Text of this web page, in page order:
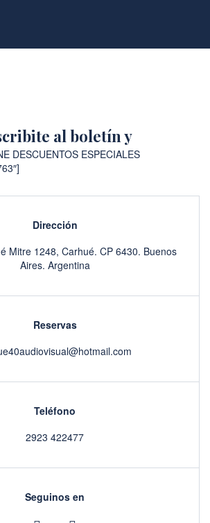
al boletín y
DESCUENTOS ESPECIALES
Dirección
Mitre 1248, Carhué. CP 6430. Buenos
Aires. Argentina
Reservas
Teléfono
2923 422477
Seguinos en